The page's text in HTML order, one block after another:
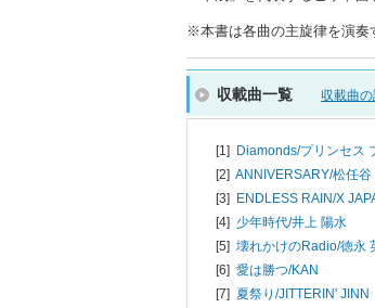
※本書は各曲の主旋律を演奏
収載曲一覧 収載曲
[1] Diamonds/プリンセス
[2] ANNIVERSARY/松任谷
[3] ENDLESS RAIN/X
[4] 少年時代/井上 陽水
[5] 壊れかけのRadio/徳永
[6] 愛は勝つ/KAN
[7] 夏祭り/JITTERIN' JINN